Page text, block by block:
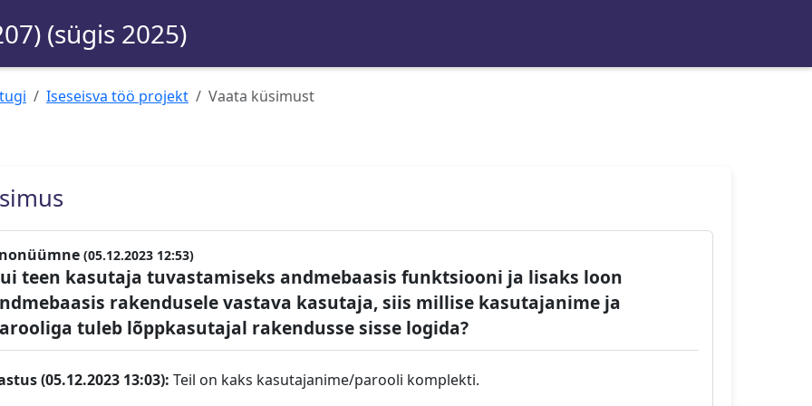
(sügis 2025)
Iseseisva töö projekt Vaata küsimust
(05.12.2023 12:53)
teen kasutaja tuvastamiseks andmebaasis funktsiooni ja lisaks loon
rakendusele vastava kasutaja, siis millise kasutajanime ja
tuleb lõppkasutajal rakendusse sisse logida?
(05.12.2023 13:03): Teil on kaks kasutajanime/parooli komplekti.